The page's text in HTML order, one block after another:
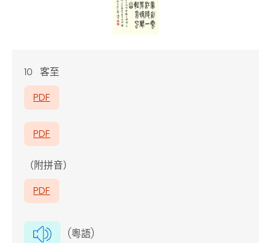
10 客至
PDF
PDF
（附拼音）
PDF
(粵語)